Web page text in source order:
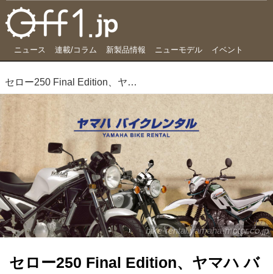
ニュース 連載/コラム 新製品情報 ニューモデル イベント
セロー250 Final Edition、ヤマハ バイクレンタル「ヘリテージシリーズ」で借りられるように
bike-rental.yamaha-motor.co.jp
セロー250 Final Edition、ヤマハ バ